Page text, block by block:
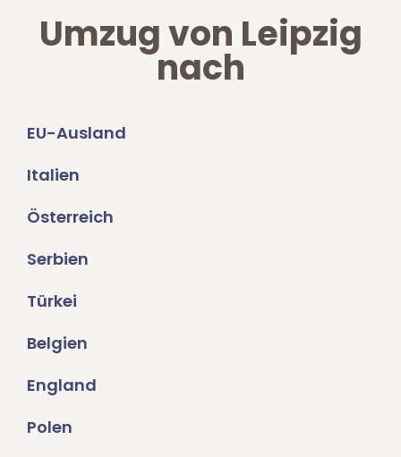
Umzug von Leipzig
nach
EU-Ausland
Italien
Österreich
Serbien
Türkei
Belgien
England
Polen